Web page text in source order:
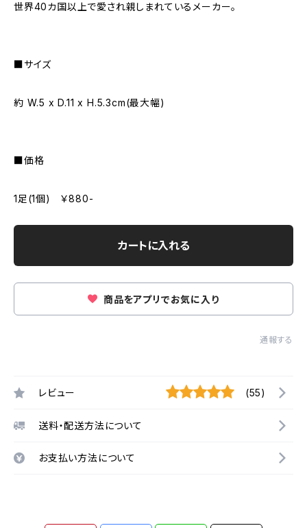
世界40カ国以上で愛され親しまれているメーカー。
■サイズ
約 W.5 x D.11 x H.5.3cm(最大幅)
■価格
1足(1個) ￥880-
カートに入れる
商品をアプリでお気に入り
通報する
レビュー (55)
送料・配送方法について
お支払い方法について